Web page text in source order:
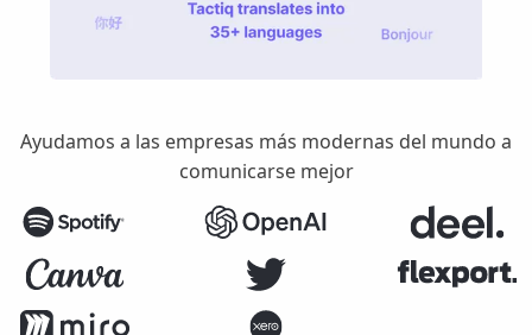
Ayudamos a las empresas más modernas del mundo a
comunicarse mejor